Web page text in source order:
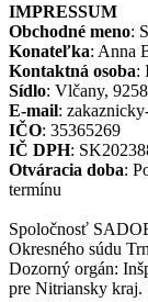
IMPRESSUM
Obchodné meno:
Konateľka: Anna
Kontaktná osoba:
Sídlo: Vlčany,
E-mail:
IČO: 35365269
IČ DPH:
Otváracia doba:
termínu
Spoločnosť
Okresného súdu
Dozorný orgán:
pre Nitriansky kraj.